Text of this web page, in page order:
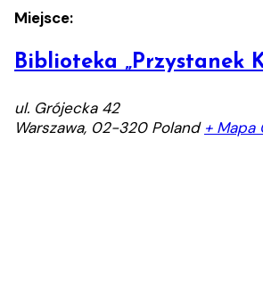
Miejsce:
Biblioteka „Przystanek
ul. Grójecka 42
Warszawa, 02-320 Poland + Mapa